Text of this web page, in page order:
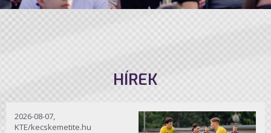
HÍREK
2026-08-07,
KTE/kecskemetite.hu